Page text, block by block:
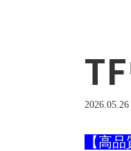
2026.05.26
【高